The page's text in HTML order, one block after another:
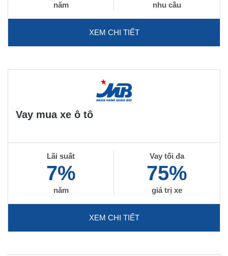
năm nhu cầu
XEM CHI TIẾT
Vay mua xe ô tô
Lãi suất
7%
năm
Vay tối đa
75%
giá trị xe
XEM CHI TIẾT